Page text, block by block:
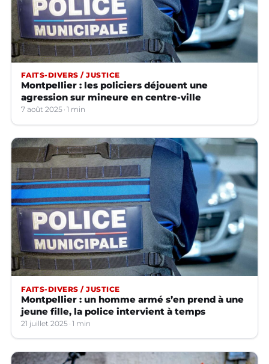
FAITS-DIVERS / JUSTICE
Montpellier : les policiers déjouent une
agression sur mineure en centre-ville
7 août 2025 1 min
FAITS-DIVERS / JUSTICE
Montpellier : un homme armé s’en prend à une
jeune fille, la police intervient à temps
21 juillet 2025 1 min